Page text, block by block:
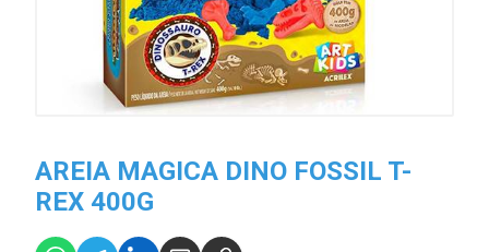
AREIA MAGICA DINO FOSSIL T-
REX 400G